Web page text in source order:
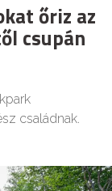
őriz az
csupán
családnak.